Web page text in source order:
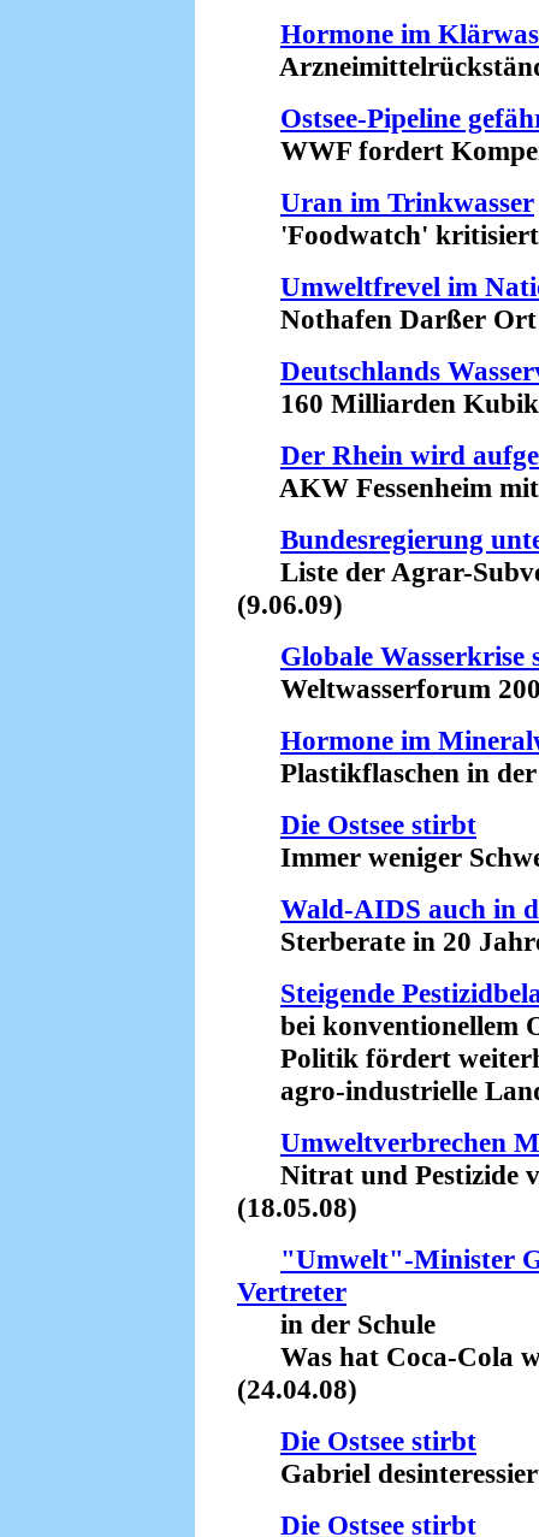
Hormone im
Ostsee-Pipeline
WWF fordert
Uran im Trinkwasser
'Foodwatch' kritisiert
Umweltfrevel im
Nothafen Darßer Ort
Deutschlands
160 Milliarden
Der Rhein wird
AKW Fessenheim mit
Bundesregierung
Liste der Agrar-
(9.06.09)
Globale Wasserkrise
Weltwasserforum
Hormone im
Plastikflaschen in
Die Ostsee stirbt
Immer weniger
Wald-AIDS auch in
Sterberate in 20
Steigende
bei konventionellem
Politik fördert
agro-industrielle
Umweltverbrechen
Nitrat und Pestizide
(18.05.08)
"Umwelt"-Minister
Vertreter
in der Schule
Was hat Coca-Cola
(24.04.08)
Die Ostsee stirbt
Gabriel
Die Ostsee stirbt